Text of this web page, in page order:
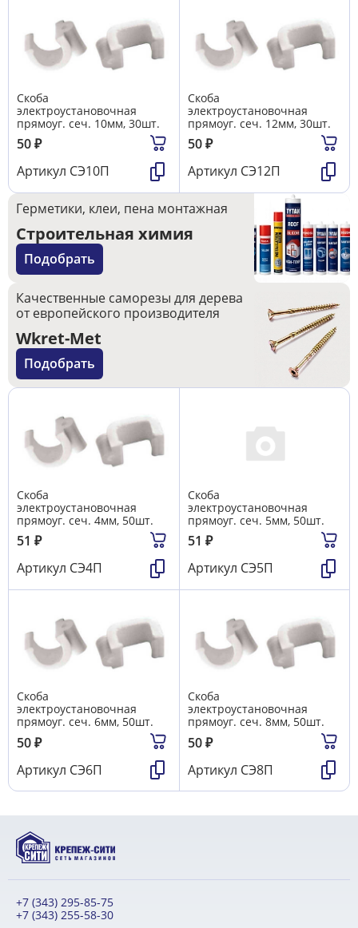
Скоба
электроустановочная
прямоуг. сеч. 10мм, 30шт.
50₽
Артикул СЭ10П
Скоба
электроустановочная
прямоуг. сеч. 12мм, 30шт.
50₽
Артикул СЭ12П
Герметики, клеи, пена монтажная
Строительная химия
Подобрать
Качественные саморезы для дерева
от европейского производителя
Wkret-Met
Подобрать
Скоба
электроустановочная
прямоуг. сеч. 4мм, 50шт.
51 ₽
Артикул СЭ4П
Скоба
электроустановочная
прямоуг. сеч. 5мм, 50шт.
51 ₽
Артикул СЭ5П
Скоба
электроустановочная
прямоуг. сеч. 6мм, 50шт.
50₽
Артикул СЭ6П
Скоба
электроустановочная
прямоуг. сеч. 8мм, 50шт.
50₽
Артикул СЭ8П
+7 (343) 295-85-75
+7 (343) 255-58-30